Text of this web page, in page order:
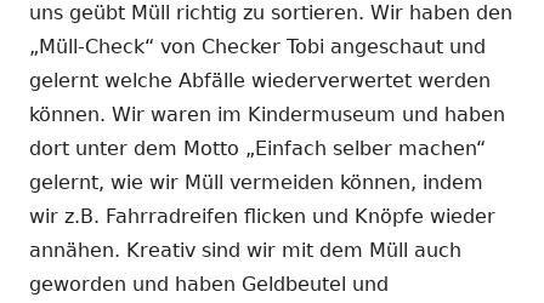
uns geübt Müll richtig zu sortieren. Wir haben den
„Müll-Check“ von Checker Tobi angeschaut und
gelernt welche Abfälle wiederverwertet werden
können. Wir waren im Kindermuseum und haben
dort unter dem Motto „Einfach selber machen“
gelernt, wie wir Müll vermeiden können, indem
wir z.B. Fahrradreifen flicken und Knöpfe wieder
annähen. Kreativ sind wir mit dem Müll auch
geworden und haben Geldbeutel und